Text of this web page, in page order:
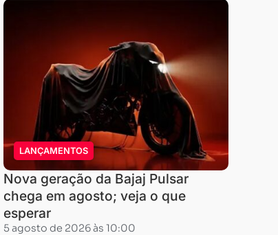
LANÇAMENTOS
Nova geração da Bajaj Pulsar
chega em agosto; veja o que
esperar
5 agosto de 2026 às 10:00